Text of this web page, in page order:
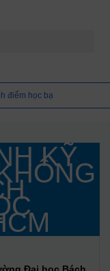
điểm học bạ
KỸ